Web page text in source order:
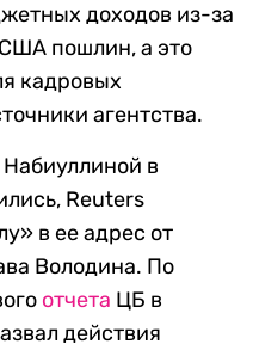
доходов из-за
пошлин, а это
кадровых
агентства.
в
Reuters
в ее адрес от
Володина. По
отчета ЦБ в
действия